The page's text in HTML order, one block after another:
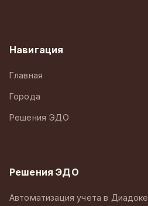
Навигация
Главная
Города
Решения ЭДО
Решения ЭДО
Автоматизация учета в Диадоке